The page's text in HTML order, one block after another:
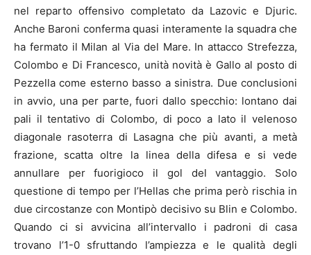
nel reparto offensivo completato da Lazovic e Djuric.
Anche Baroni conferma quasi interamente la squadra che
ha fermato il Milan al Via del Mare. In attacco Strefezza,
Colombo e Di Francesco, unità novità è Gallo al posto di
Pezzella come esterno basso a sinistra. Due conclusioni
in avvio, una per parte, fuori dallo specchio: lontano dai
pali il tentativo di Colombo, di poco a lato il velenoso
diagonale rasoterra di Lasagna che più avanti, a metà
frazione, scatta oltre la linea della difesa e si vede
annullare per fuorigioco il gol del vantaggio. Solo
questione di tempo per l’Hellas che prima però rischia in
due circostanze con Montipò decisivo su Blin e Colombo.
Quando ci si avvicina all’intervallo i padroni di casa
trovano l’1-0 sfruttando l’ampiezza e le qualità degli